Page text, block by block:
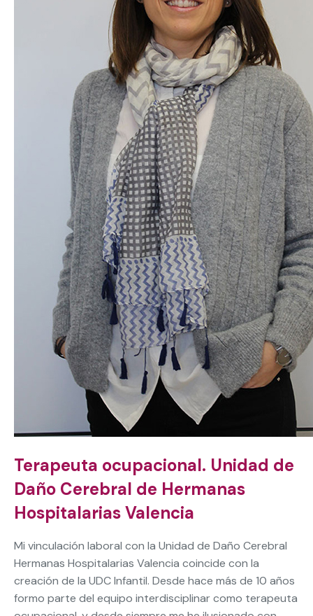
Terapeuta ocupacional. Unidad de
Daño Cerebral de Hermanas
Hospitalarias Valencia
Mi vinculación laboral con la Unidad de Daño Cerebral
Hermanas Hospitalarias Valencia coincide con la
creación de la UDC Infantil. Desde hace más de 10 años
formo parte del equipo interdisciplinar como terapeuta